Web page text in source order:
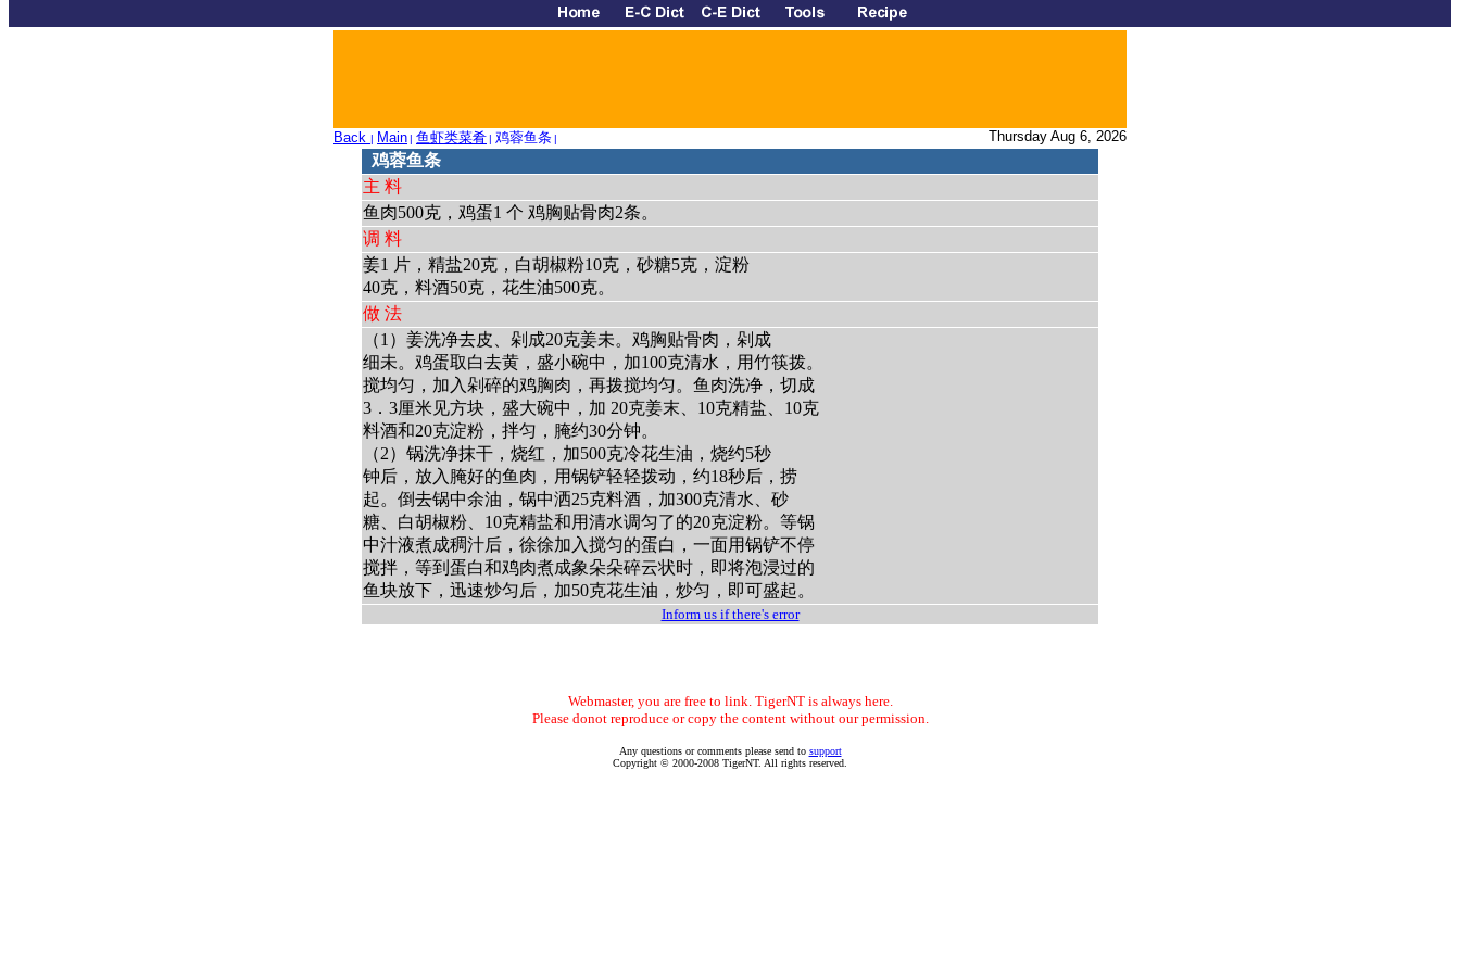
Back | Main| 鱼虾类菜肴| 鸡蓉鱼条| Thursday Aug 6, 2026
鸡蓉鱼条
主 料
鱼肉500克，鸡蛋1 个 鸡胸贴骨肉2条。
调 料
姜1 片，精盐20克，白胡椒粉10克，砂糖5克，淀粉
40克，料酒50克，花生油500克。
做 法
（1）姜洗净去皮、剁成20克姜未。鸡胸贴骨肉，剁成
细未。鸡蛋取白去黄，盛小碗中，加100克清水，用竹筷拨。
搅均匀，加入剁碎的鸡胸肉，再拨搅均匀。鱼肉洗净，切成
3．3厘米见方块，盛大碗中，加 20克姜末、10克精盐、10克
料酒和20克淀粉，拌匀，腌约30分钟。
（2）锅洗净抹干，烧红，加500克冷花生油，烧约5秒
钟后，放入腌好的鱼肉，用锅铲轻轻拨动，约18秒后，捞
起。倒去锅中余油，锅中洒25克料酒，加300克清水、砂
糖、白胡椒粉、10克精盐和用清水调匀了的20克淀粉。等锅
中汁液煮成稠汁后，徐徐加入搅匀的蛋白，一面用锅铲不停
搅拌，等到蛋白和鸡肉煮成象朵朵碎云状时，即将泡浸过的
鱼块放下，迅速炒匀后，加50克花生油，炒匀，即可盛起。
Inform us if there's error
Webmaster, you are free to link. TigerNT is always here.
Please donot reproduce or copy the content without our permission.
Any questions or comments please send to support
Copyright © 2000-2008 TigerNT. All rights reserved.